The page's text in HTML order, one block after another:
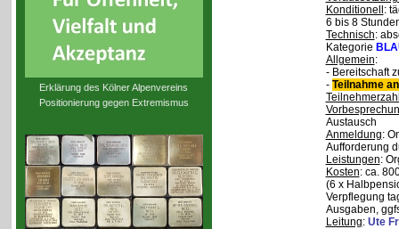
Erklärung des Kölner Alpenvereins
Positionierung gegen Extremismus
Konditionell :
6 bis 8
Technisch:
Kategorie
Allgemein:
- Bereitschaft
- Teilnahme
Austausch
Anmeldung:
Aufforderung
Leistungen:
Kosten: ca.
(6 x
Verpflegung
Ausgaben,
Leitung: Ute